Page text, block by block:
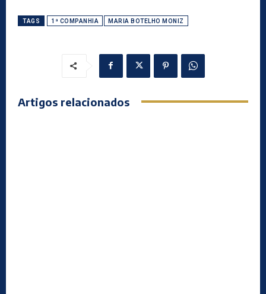
TAGS 1ª COMPANHIA MARIA BOTELHO MONIZ
Artigos relacionados